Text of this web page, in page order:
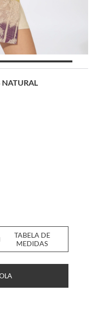
TABELA DE
MEDIDAS